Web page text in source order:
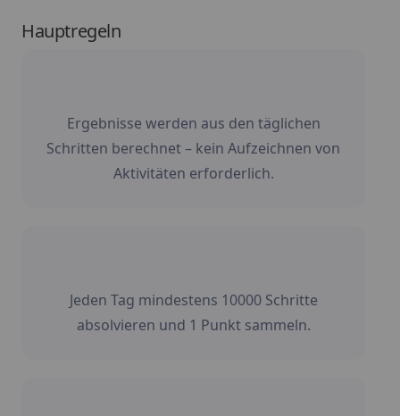
Hauptregeln
Ergebnisse werden aus den täglichen
Schritten berechnet – kein Aufzeichnen von
Aktivitäten erforderlich.
Jeden Tag mindestens 10000 Schritte
absolvieren und 1 Punkt sammeln.